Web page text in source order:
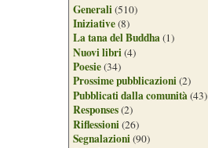
Generali(510)
Iniziative(8)
La tana del Buddha(1)
Nuovi libri(4)
Poesie(34)
Prossime pubblicazioni(2)
Pubblicati dalla comunità(43)
Responses(2)
Riflessioni(26)
Segnalazioni(90)